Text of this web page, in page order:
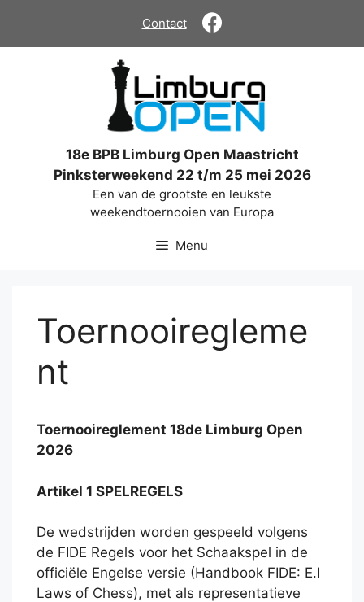
de
Contact
18e BPB Limburg Open Maastricht
Pinksterweekend 22 t/m 25 mei 2026
Een van de grootste en leukste
weekendtoernooien van Europa
Menu
Toernooiregleme
nt
Toernooireglement 18de Limburg Open
2026
Artikel 1 SPELREGELS
De wedstrijden worden gespeeld volgens
de FIDE Regels voor het Schaakspel in de
officiële Engelse versie (Handbook FIDE: E.I
Laws of Chess), met als representatieve